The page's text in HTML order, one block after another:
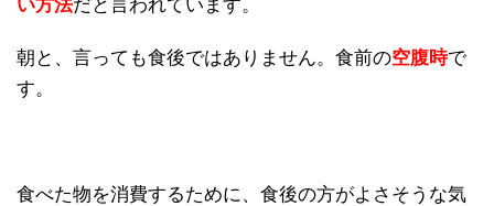
い方法だと言われています。
朝と、言っても食後ではありません。食前の空腹時で
す。
食べた物を消費するために、食後の方がよさそうな気